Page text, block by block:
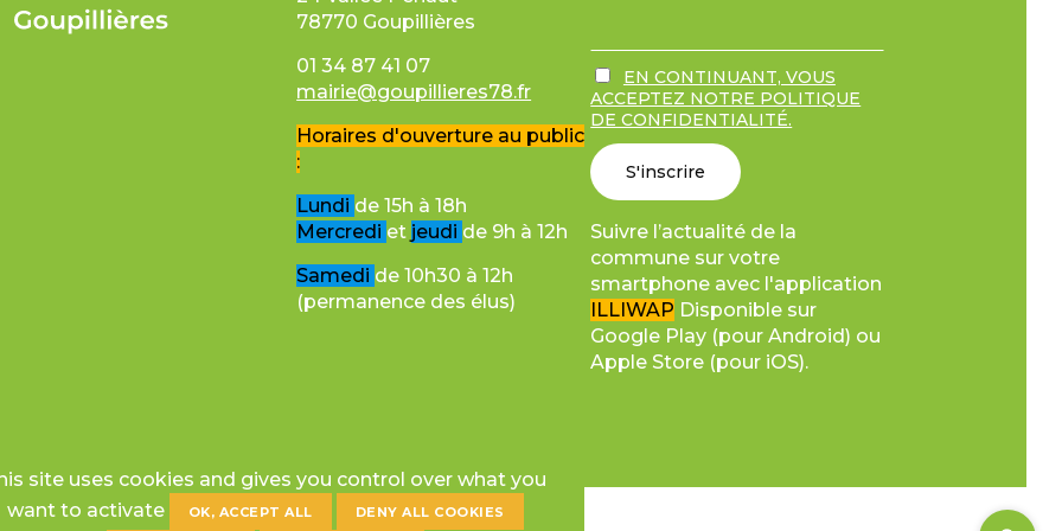
78770 Goupillières
01 34 87 41 07
mairie@goupillieres78.fr
Horaires d'ouverture au public
:
Lundi de 15h à 18h
Mercredi et jeudi de 9h à 12h
Samedi de 10h30 à 12h
(permanence des élus)
EN CONTINUANT, VOUS
ACCEPTEZ NOTRE POLITIQUE
DE CONFIDENTIALITÉ.
Suivre l’actualité de la
commune sur votre
smartphone avec l'application
ILLIWAP Disponible sur
Google Play (pour Android) ou
Apple Store (pour iOS).
site uses cookies and gives you control over what you
want to activate
OK, ACCEPT ALL DENY ALL COOKIES